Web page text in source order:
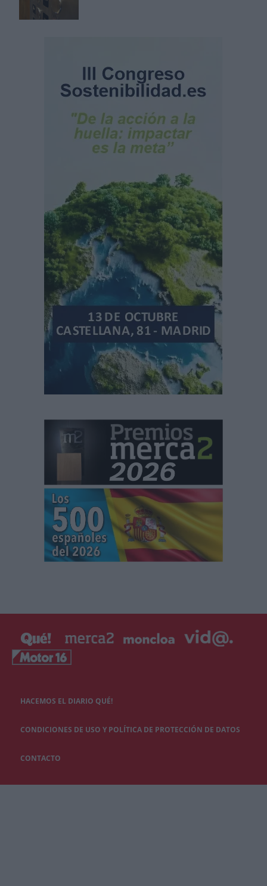
HACEMOS EL DIARIO QUÉ!
CONDICIONES DE USO Y POLÍTICA DE PROTECCIÓN DE DATOS
CONTACTO